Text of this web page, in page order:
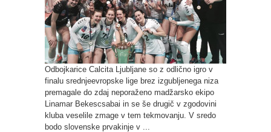
Odbojkarice Calcita Ljubljane so z odlično igro v
finalu srednjeevropske lige brez izgubljenega niza
premagale do zdaj neporaženo madžarsko ekipo
Linamar Bekescsabai in se še drugič v zgodovini
kluba veselile zmage v tem tekmovanju. V sredo
bodo slovenske prvakinje v ...